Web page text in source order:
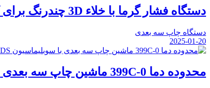
دستگاه فشار گرما با خلاء 3D چندرنگ برای کیف تلفن
دستگاه چاپ سه بعدی
2025-01-20
محدوده دما 0-399C ماشین چاپ سه بعدی با سوبلیماسیون MDS گواهی شده 47*59*29 سانتی متر اندازه